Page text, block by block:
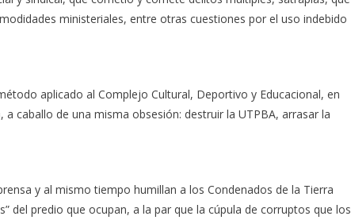
ministeriales, entre otras cuestiones por el uso indebido
aplicado al Complejo Cultural, Deportivo y Educacional, en
caballo de una misma obsesión: destruir la UTPBA, arrasar la
y al mismo tiempo humillan a los Condenados de la Tierra
del predio que ocupan, a la par que la cúpula de corruptos que los